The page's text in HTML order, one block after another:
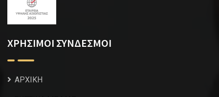
ΧΡΗΣΙΜΟΙ ΣΥΝΔΕΣΜΟΙ
ΑΡΧΙΚΗ